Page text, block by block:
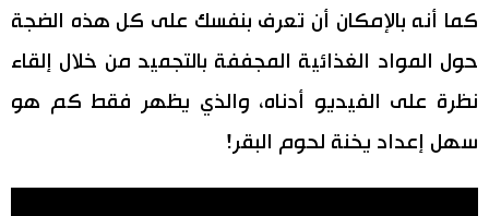
كما أنه بالإمكان أن تعرف بنفسك على كل هذه الضجة
حول المواد الغذائية المجففة بالتجميد من خلال إلقاء
نظرة على الفيديو أدناه، والذي يظهر فقط كم هو
سهل إعداد يخنة لحوم البقر!